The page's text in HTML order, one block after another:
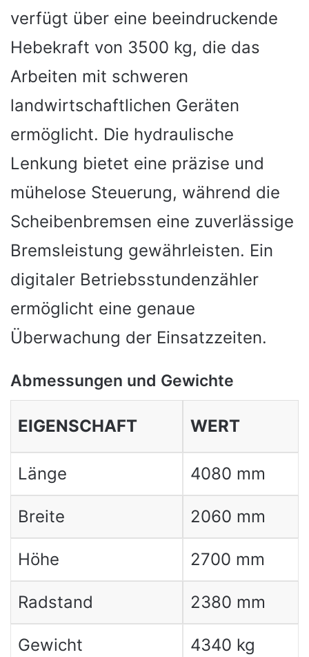
verfügt über eine beeindruckende
Hebekraft von 3500 kg, die das
Arbeiten mit schweren
landwirtschaftlichen Geräten
ermöglicht. Die hydraulische
Lenkung bietet eine präzise und
mühelose Steuerung, während die
Scheibenbremsen eine zuverlässige
Bremsleistung gewährleisten. Ein
digitaler Betriebsstundenzähler
ermöglicht eine genaue
Überwachung der Einsatzzeiten.
Abmessungen und Gewichte
EIGENSCHAFT WERT
Länge 4080 mm
Breite 2060 mm
Höhe 2700 mm
Radstand 2380 mm
Gewicht 4340 kg